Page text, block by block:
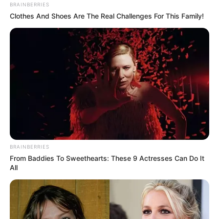
a Volkswagen sofőrje karácsonyfa vásárlás után
tartott hazafelé, amikor bekövetkezett a tragédia.
A rendőrség igazságügyi
BRAINBERRIES
Clothes And Shoes Are The Real Challenges For This Family!
BRAINBERRIES
From Baddies To Sweethearts: These 9 Actresses Can Do It
All